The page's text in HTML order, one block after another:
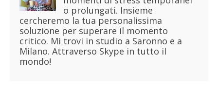
o prolungati. Insieme
cercheremo la tua personalissima
soluzione per superare il momento
critico. Mi trovi in studio a Saronno e a
Milano. Attraverso Skype in tutto il
mondo!